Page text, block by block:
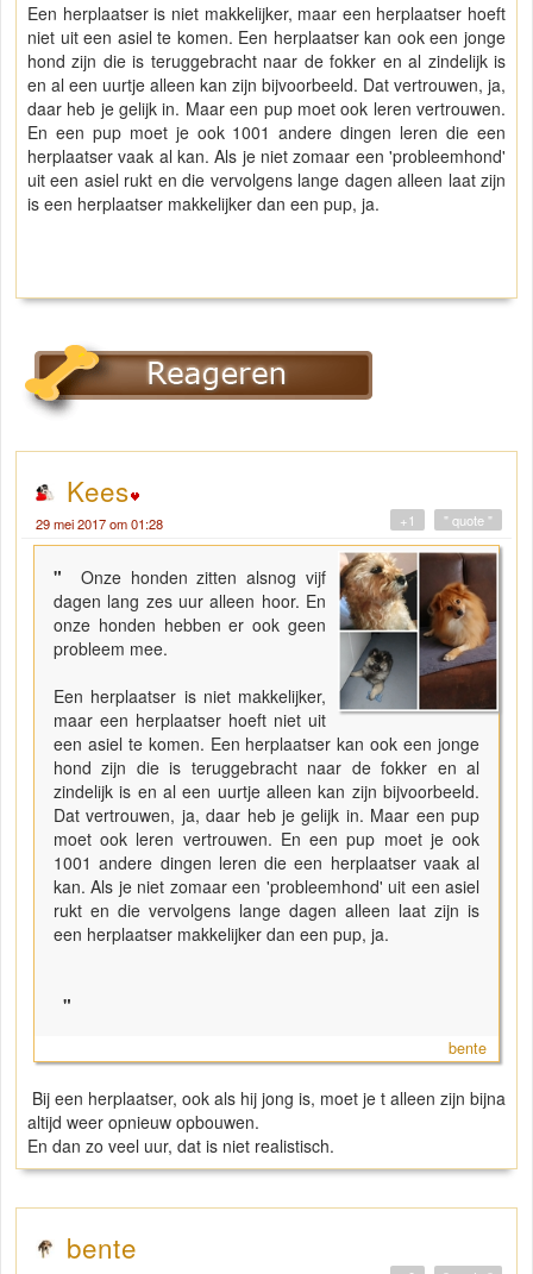
Een herplaatser is niet makkelijker, maar een herplaatser hoeft
niet uit een asiel te komen. Een herplaatser kan ook een jonge
hond zijn die is teruggebracht naar de fokker en al zindelijk is
en al een uurtje alleen kan zijn bijvoorbeeld. Dat vertrouwen, ja,
daar heb je gelijk in. Maar een pup moet ook leren vertrouwen.
En een pup moet je ook 1001 andere dingen leren die een
herplaatser vaak al kan. Als je niet zomaar een 'probleemhond'
uit een asiel rukt en die vervolgens lange dagen alleen laat zijn
is een herplaatser makkelijker dan een pup, ja.
Kees
29 mei 2017 om 01:28 " quote "
+1
"
Onze honden zitten alsnog vijf
dagen lang zes uur alleen hoor. En
onze honden hebben er ook geen
probleem mee.
Een herplaatser is niet makkelijker,
maar een herplaatser hoeft niet uit
een asiel te komen. Een herplaatser kan ook een jonge
hond zijn die is teruggebracht naar de fokker en al
zindelijk is en al een uurtje alleen kan zijn bijvoorbeeld.
Dat vertrouwen, ja, daar heb je gelijk in. Maar een pup
moet ook leren vertrouwen. En een pup moet je ook
1001 andere dingen leren die een herplaatser vaak al
kan. Als je niet zomaar een 'probleemhond' uit een asiel
rukt en die vervolgens lange dagen alleen laat zijn is
een herplaatser makkelijker dan een pup, ja.
"
bente
Bij een herplaatser, ook als hij jong is, moet je t alleen zijn bijna
altijd weer opnieuw opbouwen.
En dan zo veel uur, dat is niet realistisch.
bente